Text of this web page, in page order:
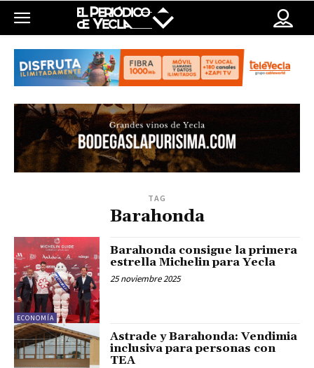
TAG
Barahonda
ECONOMÍA
Barahonda consigue la primera
estrella Michelin para Yecla
25 noviembre 2025
Astrade y Barahonda: Vendimia
inclusiva para personas con
TEA